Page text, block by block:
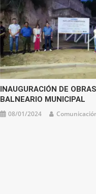
INAUGURACIÓN DE
BALNEARIO MUNICIPAL
08/01/2024